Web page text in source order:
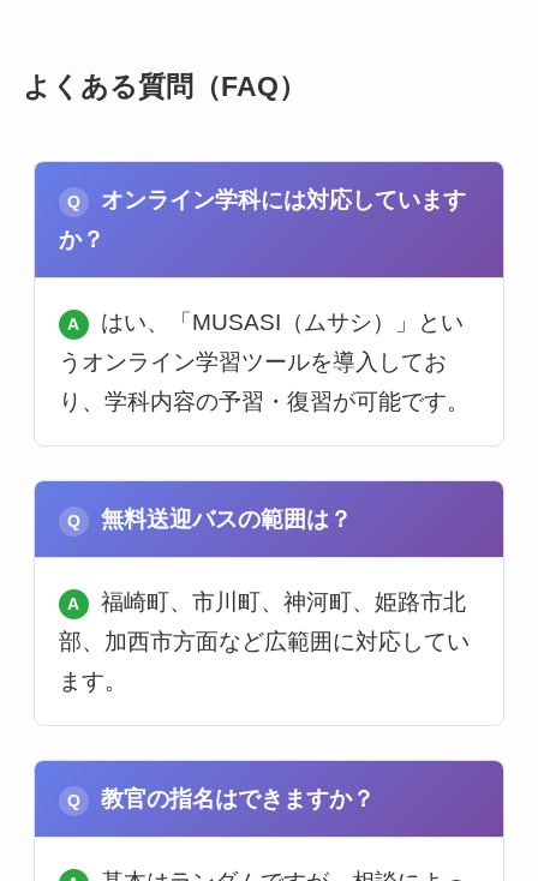
よくある質問（FAQ）
オンライン学科には対応しています
か？
はい、「MUSASI（ムサシ）」とい
うオンライン学習ツールを導入してお
り、学科内容の予習・復習が可能です。
無料送迎バスの範囲は？
福崎町、市川町、神河町、姫路市北
部、加西市方面など広範囲に対応してい
ます。
教官の指名はできますか？